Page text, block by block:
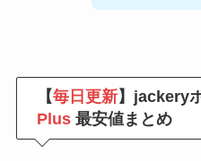
【毎日更新】jackery
Plus 最安値まとめ